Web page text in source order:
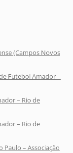
(Campos Novos
Futebol Amador –
– Rio de
– Rio de
Paulo – Associação